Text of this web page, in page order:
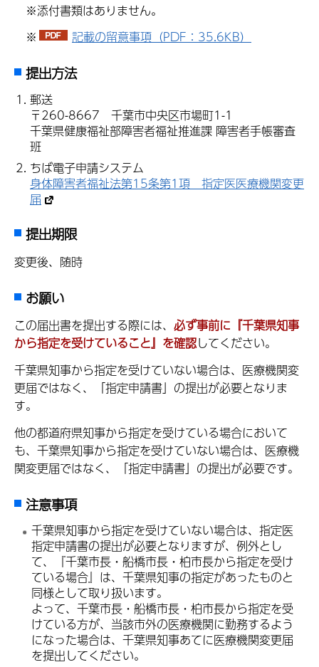
※添付書類はありません。
※
記載の留意事項（PDF：35.6KB）
提出方法
郵送
〒260-8667 千葉市中央区市場町1-1
千葉県健康福祉部障害者福祉推進課 障害者手帳審査
班
ちば電子申請システム
身体障害者福祉法第15条第1項 指定医医療機関変更
届
提出期限
変更後、随時
お願い
この届出書を提出する際には、 必ず事前に『千葉県知事
から指定を受けていること』を確認してください。
千葉県知事から指定を受けていない場合は、医療機関変
更届ではなく、「指定申請書」の提出が必要となりま
す。
他の都道府県知事から指定を受けている場合において
も、千葉県知事から指定を受けていない場合は、医療機
関変更届ではなく、「指定申請書」の提出が必要です。
注意事項
千葉県知事から指定を受けていない場合は、指定医
指定申請書の提出が必要となりますが、例外とし
て、『千葉市長・船橋市長・柏市長から指定を受け
ている場合』は、千葉県知事の指定があったものと
同様として取り扱います。
よって、千葉市長・船橋市長・柏市長から指定を受
けている方が、当該市外の医療機関に勤務するよう
になった場合は、千葉県知事あてに医療機関変更届
を提出してください。